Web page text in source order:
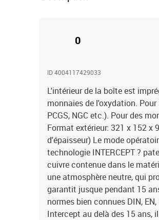
0
ID 4004117429033
L'intérieur de la boîte est
monnaies de l'oxydation. Pour
PCGS, NGC etc.). Pour des
Format extérieur: 321 x 152 x
d'épaisseur) Le mode
technologie INTERCEPT ?
cuivre contenue dans le
une atmosphère neutre, qui
garantit jusque pendant 15
normes bien connues DIN,
Intercept au delà des 15 ans,